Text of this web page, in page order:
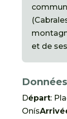
et de
Départ:
Onís